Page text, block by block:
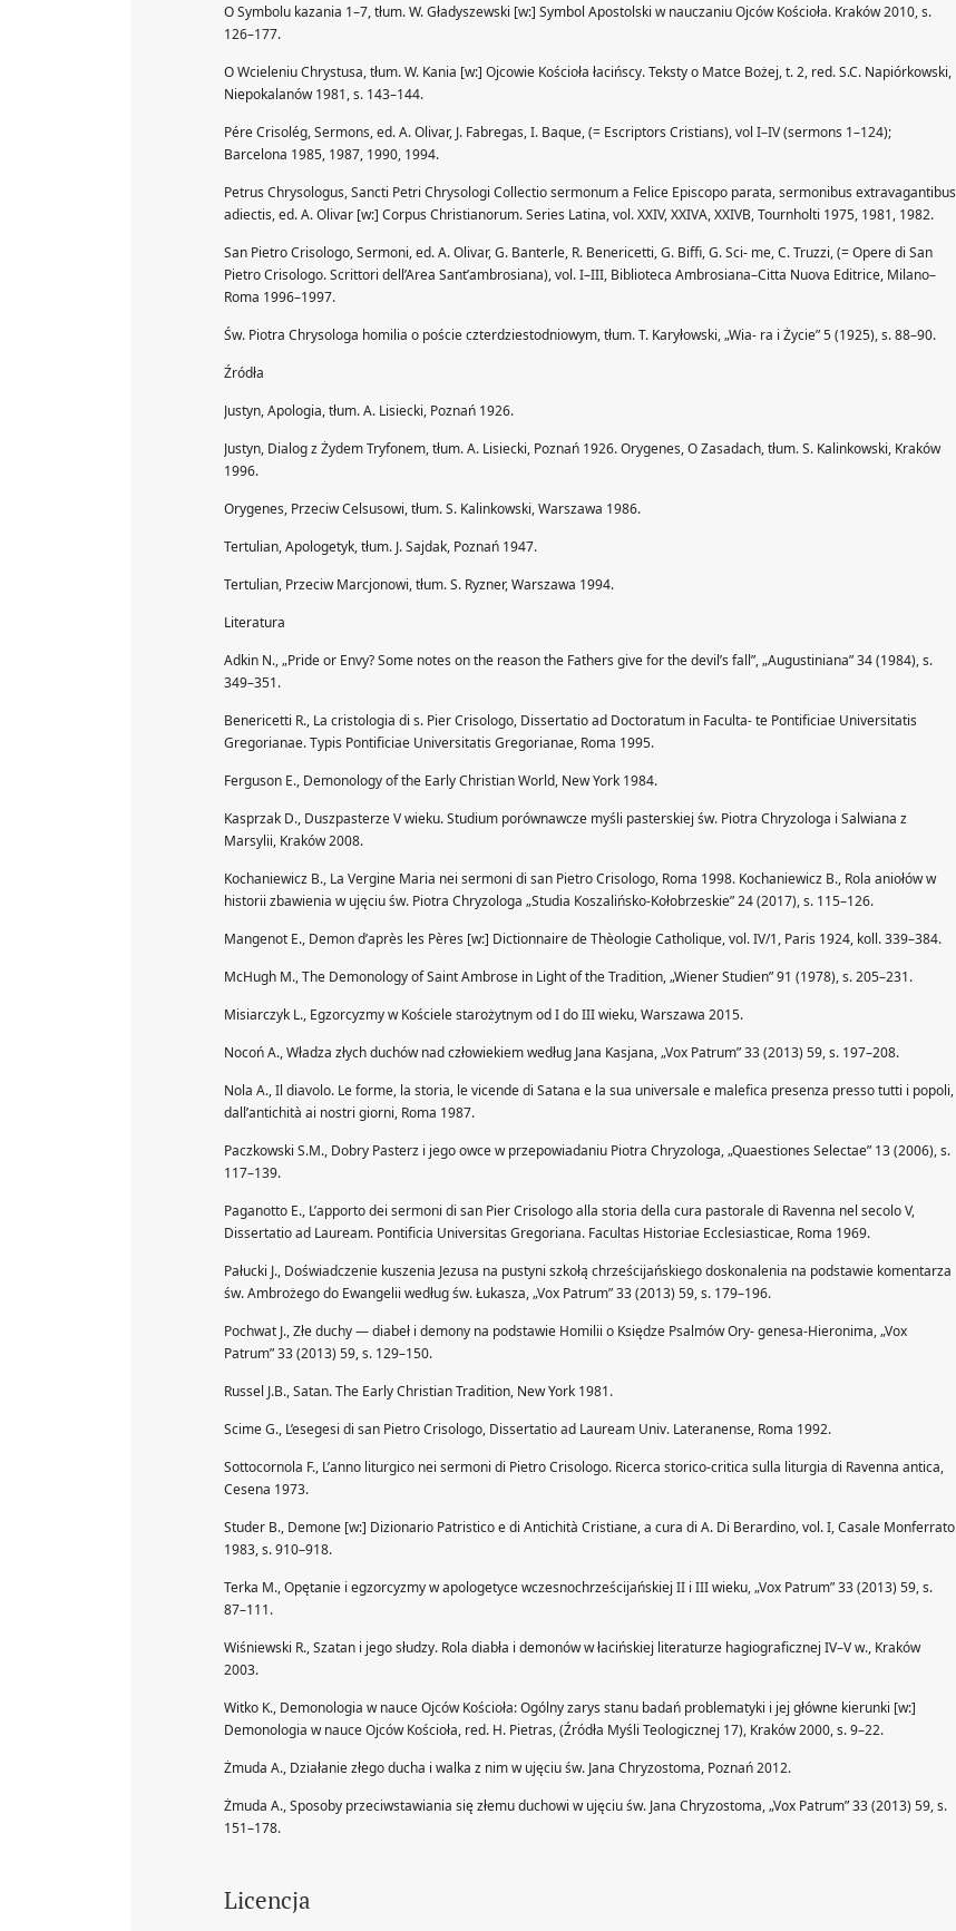
O Symbolu kazania 1–7, tłum. W. Gładyszewski [w:] Symbol Apostolski w nauczaniu Ojców Kościoła. Kraków 2010, s.
126–177.
O Wcieleniu Chrystusa, tłum. W. Kania [w:] Ojcowie Kościoła łacińscy. Teksty o Matce Bożej, t. 2, red. S.C. Napiórkowski,
Niepokalanów 1981, s. 143–144.
Pére Crisolég, Sermons, ed. A. Olivar, J. Fabregas, I. Baque, (= Escriptors Cristians), vol I–IV (sermons 1–124);
Barcelona 1985, 1987, 1990, 1994.
Petrus Chrysologus, Sancti Petri Chrysologi Collectio sermonum a Felice Episcopo parata, sermonibus extravagantibus
adiectis, ed. A. Olivar [w:] Corpus Christianorum. Series Latina, vol. XXIV, XXIVA, XXIVB, Tournholti 1975, 1981, 1982.
San Pietro Crisologo, Sermoni, ed. A. Olivar, G. Banterle, R. Benericetti, G. Biffi, G. Sci- me, C. Truzzi, (= Opere di San
Pietro Crisologo. Scrittori dell’Area Sant’ambrosiana), vol. I–III, Biblioteca Ambrosiana–Citta Nuova Editrice, Milano–
Roma 1996–1997.
Św. Piotra Chrysologa homilia o poście czterdziestodniowym, tłum. T. Karyłowski, „Wia- ra i Życie” 5 (1925), s. 88–90.
Źródła
Justyn, Apologia, tłum. A. Lisiecki, Poznań 1926.
Justyn, Dialog z Żydem Tryfonem, tłum. A. Lisiecki, Poznań 1926. Orygenes, O Zasadach, tłum. S. Kalinkowski, Kraków
1996.
Orygenes, Przeciw Celsusowi, tłum. S. Kalinkowski, Warszawa 1986.
Tertulian, Apologetyk, tłum. J. Sajdak, Poznań 1947.
Tertulian, Przeciw Marcjonowi, tłum. S. Ryzner, Warszawa 1994.
Literatura
Adkin N., „Pride or Envy? Some notes on the reason the Fathers give for the devil’s fall”, „Augustiniana” 34 (1984), s.
349–351.
Benericetti R., La cristologia di s. Pier Crisologo, Dissertatio ad Doctoratum in Faculta- te Pontificiae Universitatis
Gregorianae. Typis Pontificiae Universitatis Gregorianae, Roma 1995.
Ferguson E., Demonology of the Early Christian World, New York 1984.
Kasprzak D., Duszpasterze V wieku. Studium porównawcze myśli pasterskiej św. Piotra Chryzologa i Salwiana z
Marsylii, Kraków 2008.
Kochaniewicz B., La Vergine Maria nei sermoni di san Pietro Crisologo, Roma 1998. Kochaniewicz B., Rola aniołów w
historii zbawienia w ujęciu św. Piotra Chryzologa „Studia Koszalińsko-Kołobrzeskie” 24 (2017), s. 115–126.
Mangenot E., Demon d’après les Pères [w:] Dictionnaire de Thèologie Catholique, vol. IV/1, Paris 1924, koll. 339–384.
McHugh M., The Demonology of Saint Ambrose in Light of the Tradition, „Wiener Studien” 91 (1978), s. 205–231.
Misiarczyk L., Egzorcyzmy w Kościele starożytnym od I do III wieku, Warszawa 2015.
Nocoń A., Władza złych duchów nad człowiekiem według Jana Kasjana, „Vox Patrum” 33 (2013) 59, s. 197–208.
Nola A., Il diavolo. Le forme, la storia, le vicende di Satana e la sua universale e malefica presenza presso tutti i popoli,
dall’antichità ai nostri giorni, Roma 1987.
Paczkowski S.M., Dobry Pasterz i jego owce w przepowiadaniu Piotra Chryzologa, „Quaestiones Selectae” 13 (2006), s.
117–139.
Paganotto E., L’apporto dei sermoni di san Pier Crisologo alla storia della cura pastorale di Ravenna nel secolo V,
Dissertatio ad Lauream. Pontificia Universitas Gregoriana. Facultas Historiae Ecclesiasticae, Roma 1969.
Pałucki J., Doświadczenie kuszenia Jezusa na pustyni szkołą chrześcijańskiego doskonalenia na podstawie komentarza
św. Ambrożego do Ewangelii według św. Łukasza, „Vox Patrum” 33 (2013) 59, s. 179–196.
Pochwat J., Złe duchy — diabeł i demony na podstawie Homilii o Księdze Psalmów Ory- genesa-Hieronima, „Vox
Patrum” 33 (2013) 59, s. 129–150.
Russel J.B., Satan. The Early Christian Tradition, New York 1981.
Scime G., L’esegesi di san Pietro Crisologo, Dissertatio ad Lauream Univ. Lateranense, Roma 1992.
Sottocornola F., L’anno liturgico nei sermoni di Pietro Crisologo. Ricerca storico-critica sulla liturgia di Ravenna antica,
Cesena 1973.
Studer B., Demone [w:] Dizionario Patristico e di Antichità Cristiane, a cura di A. Di Berardino, vol. I, Casale Monferrato
1983, s. 910–918.
Terka M., Opętanie i egzorcyzmy w apologetyce wczesnochrześcijańskiej II i III wieku, „Vox Patrum” 33 (2013) 59, s.
87–111.
Wiśniewski R., Szatan i jego słudzy. Rola diabła i demonów w łacińskiej literaturze hagiograficznej IV–V w., Kraków
2003.
Witko K., Demonologia w nauce Ojców Kościoła: Ogólny zarys stanu badań problematyki i jej główne kierunki [w:]
Demonologia w nauce Ojców Kościoła, red. H. Pietras, (Źródła Myśli Teologicznej 17), Kraków 2000, s. 9–22.
Żmuda A., Działanie złego ducha i walka z nim w ujęciu św. Jana Chryzostoma, Poznań 2012.
Żmuda A., Sposoby przeciwstawiania się złemu duchowi w ujęciu św. Jana Chryzostoma, „Vox Patrum” 33 (2013) 59, s.
151–178.
Licencja